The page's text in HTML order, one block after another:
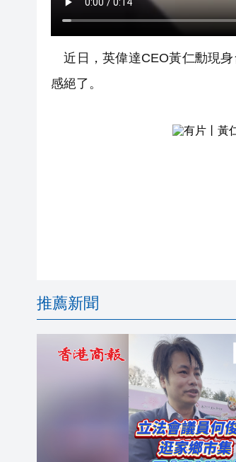
近日，英偉達CEO黃仁勳現身
感絕了。
推薦新聞